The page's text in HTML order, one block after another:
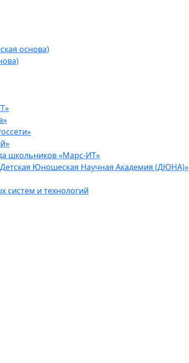
основа)
школьников «Марс-ИТ»
Юношеская Научная Академия (ДЮНА)»
систем и технологий